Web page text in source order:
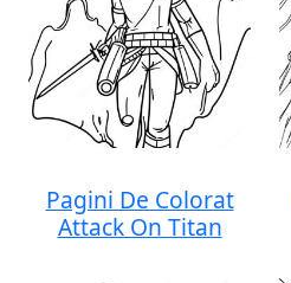
Pagini De Colorat
Attack On Titan